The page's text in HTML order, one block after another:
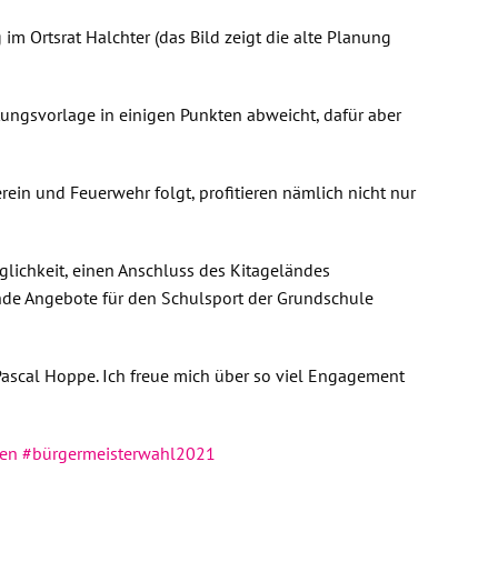
Ortsrat Halchter (das Bild zeigt die alte Planung
in einigen Punkten abweicht, dafür aber
und Feuerwehr folgt, profitieren nämlich nicht nur
einen Anschluss des Kitageländes
Angebote für den Schulsport der Grundschule
Hoppe. Ich freue mich über so viel Engagement
#bürgermeisterwahl2021